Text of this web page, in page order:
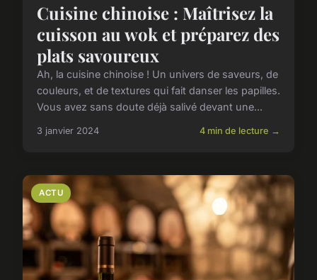
Cuisine chinoise : Maîtrisez la
cuisson au wok et préparez des
plats savoureux
Ah, la cuisine chinoise ! Un univers de saveurs, de
couleurs, et de textures qui fait danser les papilles.
Vous avez sans doute déjà salivé devant une...
3 janvier 2024 4 min de lecture →
ACTU